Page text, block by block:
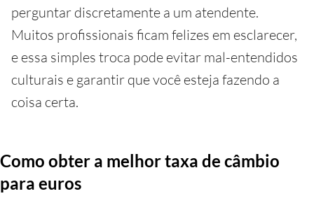
perguntar discretamente a um atendente.
Muitos profissionais ficam felizes em esclarecer,
e essa simples troca pode evitar mal-entendidos
culturais e garantir que você esteja fazendo a
coisa certa.
Como obter a melhor taxa de câmbio
para euros